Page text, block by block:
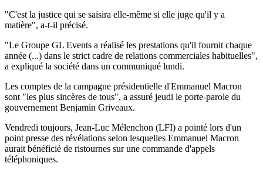
"C'est la justice qui se saisira elle-même si elle juge qu'il y a
matière", a-t-il précisé.
"Le Groupe GL Events a réalisé les prestations qu'il fournit chaque
année (...) dans le strict cadre de relations commerciales habituelles",
a expliqué la société dans un communiqué lundi.
Les comptes de la campagne présidentielle d'Emmanuel Macron
sont "les plus sincères de tous", a assuré jeudi le porte-parole du
gouvernement Benjamin Griveaux.
Vendredi toujours, Jean-Luc Mélenchon (LFI) a pointé lors d'un
point presse des révélations selon lesquelles Emmanuel Macron
aurait bénéficié de ristournes sur une commande d'appels
téléphoniques.